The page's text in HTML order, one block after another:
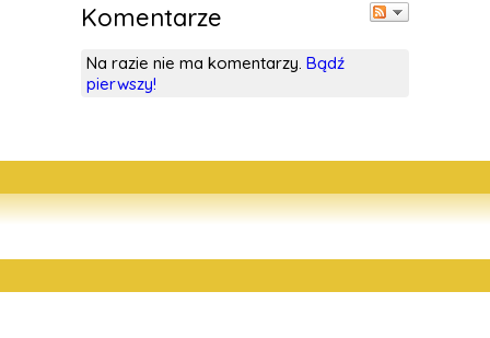
Komentarze
Na razie nie ma komentarzy. Bądź
pierwszy!